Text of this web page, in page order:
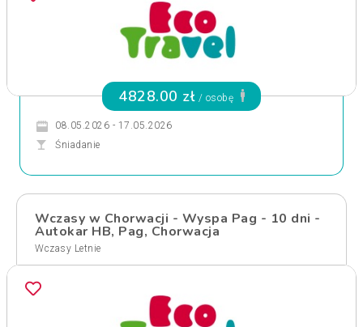
4828.00 zł / osobę
08.05.2026 - 17.05.2026
Śniadanie
Wczasy w Chorwacji - Wyspa Pag - 10 dni -
Autokar HB, Pag, Chorwacja
Wczasy Letnie